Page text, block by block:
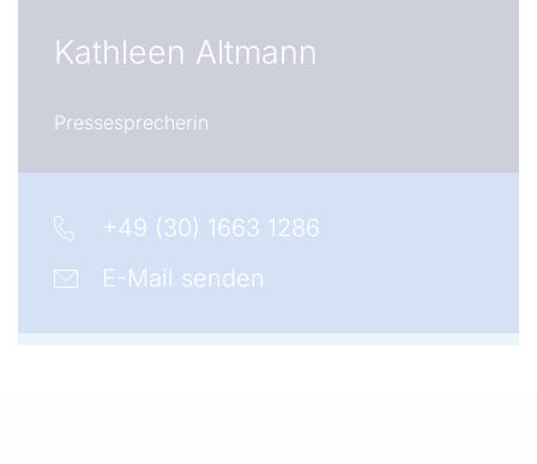
Kathleen Altmann
Pressesprecherin
+49 (30) 1663 1286
E-Mail senden